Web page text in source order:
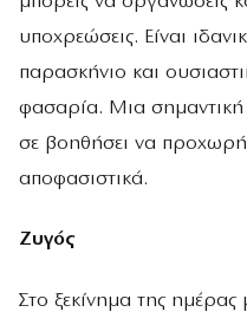
υποχρεώσεις. Είναι
παρασκήνιο και
φασαρία. Μια σημαντική
σε βοηθήσει να
αποφασιστικά.
Ζυγός
Στο ξεκίνημα της